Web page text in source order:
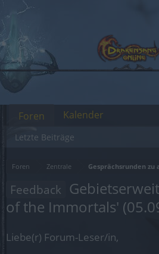
Foren Zentrale Gesprächsrunden zu
Feedback
of the Immortals'
Liebe(r) Forum-Leser/in,
Foren
Letzte Beiträge
Kalender